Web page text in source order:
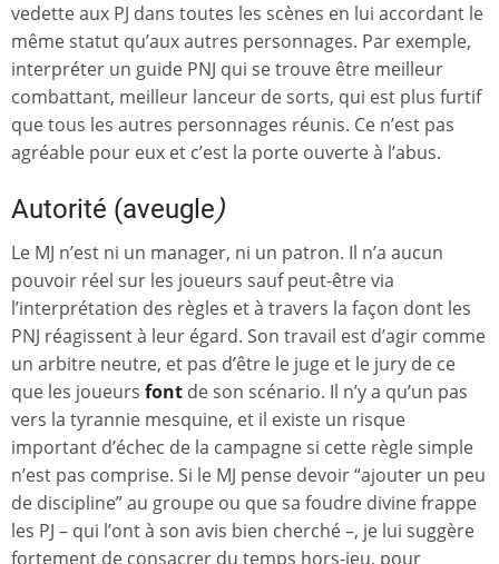
vedette aux PJ dans toutes les scènes en lui accordant le
même statut qu’aux autres personnages. Par exemple,
interpréter un guide PNJ qui se trouve être meilleur
combattant, meilleur lanceur de sorts, qui est plus furtif
que tous les autres personnages réunis. Ce n’est pas
agréable pour eux et c’est la porte ouverte à l’abus.
Autorité (aveugle)
Le MJ n’est ni un manager, ni un patron. Il n’a aucun
pouvoir réel sur les joueurs sauf peut-être via
l’interprétation des règles et à travers la façon dont les
PNJ réagissent à leur égard. Son travail est d’agir comme
un arbitre neutre, et pas d’être le juge et le jury de ce
que les joueurs font de son scénario. Il n’y a qu’un pas
vers la tyrannie mesquine, et il existe un risque
important d’échec de la campagne si cette règle simple
n’est pas comprise. Si le MJ pense devoir “ajouter un peu
de discipline” au groupe ou que sa foudre divine frappe
les PJ – qui l’ont à son avis bien cherché –, je lui suggère
fortement de consacrer du temps hors-jeu, pour